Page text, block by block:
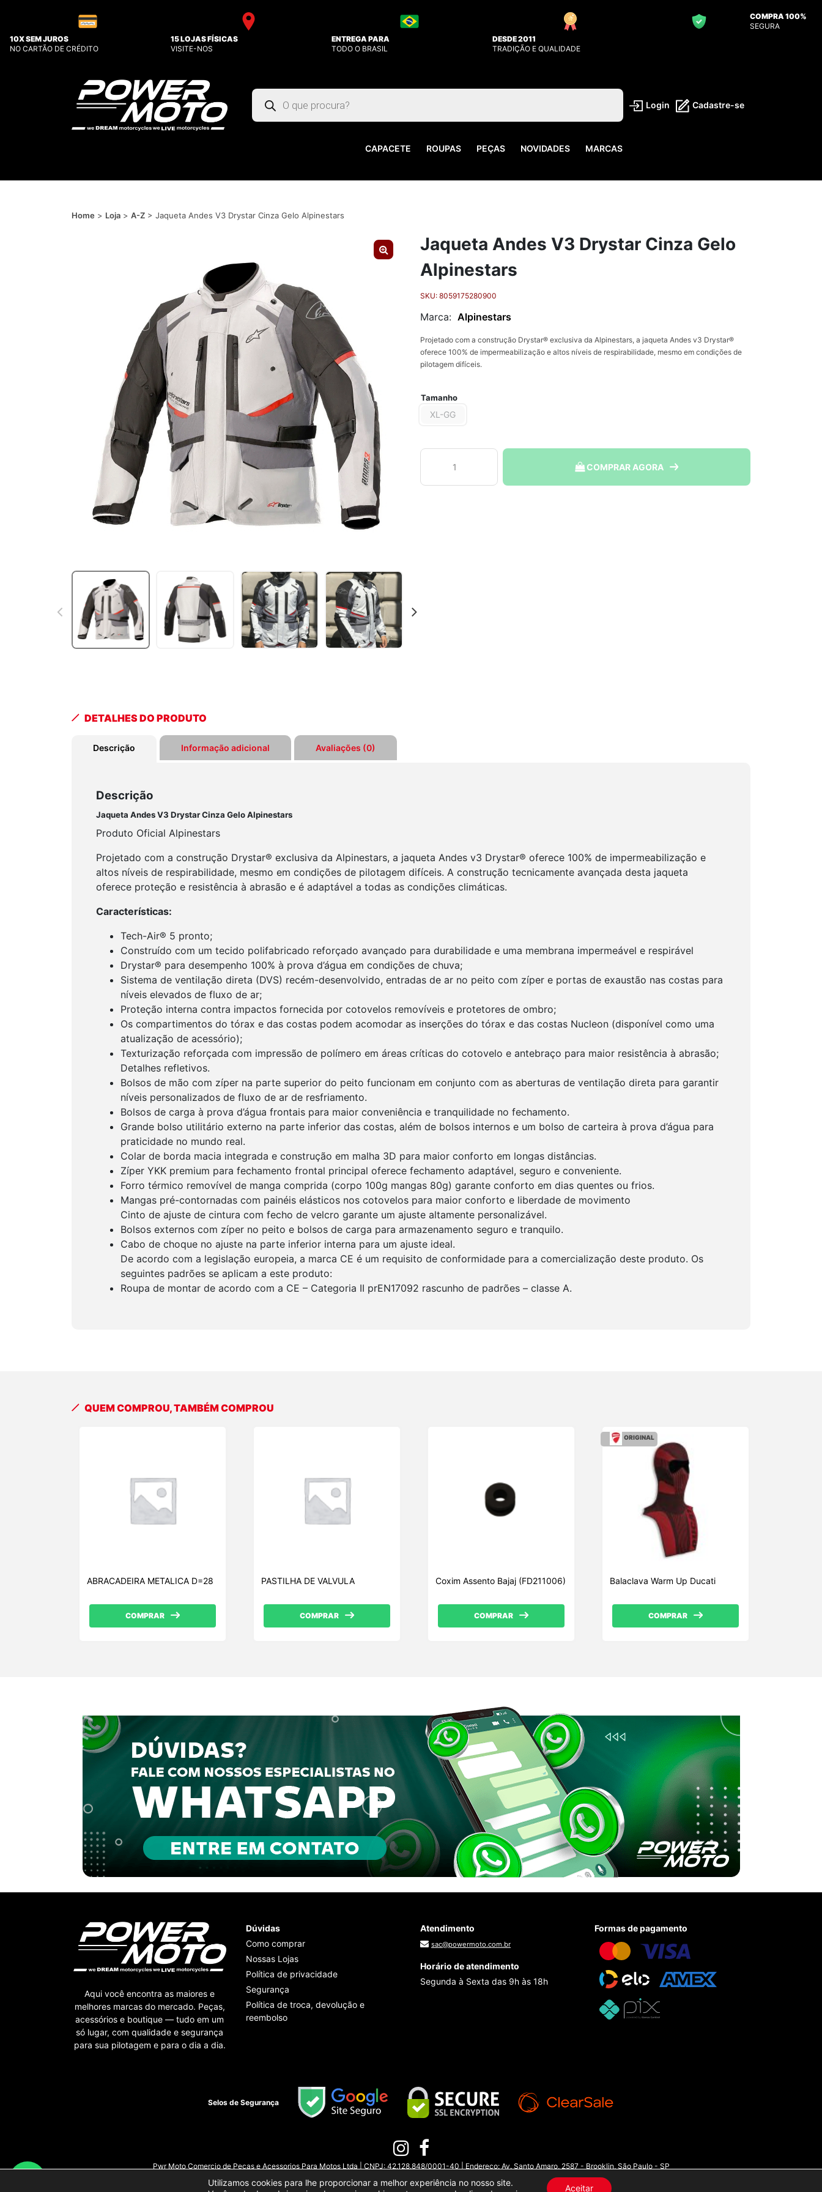
10X SEM JUROS
NO CARTÃO DE CRÉDITO
15 LOJAS FÍSICAS
VISITE-NOS
ENTREGA PARA
TODO O BRASIL
DESDE 2011
TRADIÇÃO E QUALIDADE
COMPRA 100%
SEGURA
Pesquisar
produtos
Login Cadastre-se
CAPACETE ROUPAS PEÇAS NOVIDADES MARCAS
Home > Loja > A-Z > Jaqueta Andes V3 Drystar Cinza Gelo Alpinestars
Jaqueta Andes V3 Drystar Cinza Gelo
Alpinestars
SKU: 8059175280900
Marca: Alpinestars
Projetado com a construção Drystar® exclusiva da Alpinestars, a jaqueta Andes v3 Drystar®
oferece 100% de impermeabilização e altos níveis de respirabilidade, mesmo em condições de
pilotagem difíceis.
Tamanho
XL-GG
V3
COMPRAR AGORA
DETALHES DO PRODUTO
Descrição Informação adicional Avaliações (0)
Descrição
Jaqueta Andes V3 Drystar Cinza Gelo Alpinestars
Produto Oficial Alpinestars
Projetado com a construção Drystar® exclusiva da Alpinestars, a jaqueta Andes v3 Drystar® oferece 100% de impermeabilização e
altos níveis de respirabilidade, mesmo em condições de pilotagem difíceis. A construção tecnicamente avançada desta jaqueta
oferece proteção e resistência à abrasão e é adaptável a todas as condições climáticas.
Características:
Tech-Air® 5 pronto;
Construído com um tecido polifabricado reforçado avançado para durabilidade e uma membrana impermeável e respirável
Drystar® para desempenho 100% à prova d’água em condições de chuva;
Sistema de ventilação direta (DVS) recém-desenvolvido, entradas de ar no peito com zíper e portas de exaustão nas costas para
níveis elevados de fluxo de ar;
Proteção interna contra impactos fornecida por cotovelos removíveis e protetores de ombro;
Os compartimentos do tórax e das costas podem acomodar as inserções do tórax e das costas Nucleon (disponível como uma
atualização de acessório);
Texturização reforçada com impressão de polímero em áreas críticas do cotovelo e antebraço para maior resistência à abrasão;
Detalhes refletivos.
Bolsos de mão com zíper na parte superior do peito funcionam em conjunto com as aberturas de ventilação direta para garantir
níveis personalizados de fluxo de ar de resfriamento.
Bolsos de carga à prova d’água frontais para maior conveniência e tranquilidade no fechamento.
Grande bolso utilitário externo na parte inferior das costas, além de bolsos internos e um bolso de carteira à prova d’água para
praticidade no mundo real.
Colar de borda macia integrada e construção em malha 3D para maior conforto em longas distâncias.
Zíper YKK premium para fechamento frontal principal oferece fechamento adaptável, seguro e conveniente.
Forro térmico removível de manga comprida (corpo 100g mangas 80g) garante conforto em dias quentes ou frios.
Mangas pré-contornadas com painéis elásticos nos cotovelos para maior conforto e liberdade de movimento
Cinto de ajuste de cintura com fecho de velcro garante um ajuste altamente personalizável.
Bolsos externos com zíper no peito e bolsos de carga para armazenamento seguro e tranquilo.
Cabo de choque no ajuste na parte inferior interna para um ajuste ideal.
De acordo com a legislação europeia, a marca CE é um requisito de conformidade para a comercialização deste produto. Os
seguintes padrões se aplicam a este produto:
Roupa de montar de acordo com a CE – Categoria II prEN17092 rascunho de padrões – classe A.
QUEM COMPROU, TAMBÉM COMPROU
ABRACADEIRA METALICA D=28
COMPRAR
PASTILHA DE VALVULA
COMPRAR
Coxim Assento Bajaj (FD211006)
COMPRAR
ORIGINAL
Balaclava Warm Up Ducati
COMPRAR
Aqui você encontra as maiores e
melhores marcas do mercado. Peças,
acessórios e boutique — tudo em um
só lugar, com qualidade e segurança
para sua pilotagem e para o dia a dia.
Dúvidas
Como comprar
Nossas Lojas
Política de privacidade
Segurança
Política de troca, devolução e
reembolso
Atendimento
sac@powermoto.com.br
Horário de atendimento
Segunda à Sexta das 9h às 18h
Formas de pagamento
Selos de Segurança
Pwr Moto Comercio de Pecas e Acessorios Para Motos Ltda | CNPJ: 42.128.848/0001-40 | Endereço: Av. Santo Amaro, 2587 - Brooklin, São Paulo - SP
© Power Motor Group 2026 . TODOS OS DIREITOS RESERVADOS.
Utilizamos cookies para lhe proporcionar a melhor experiência no nosso site.
Aceitar